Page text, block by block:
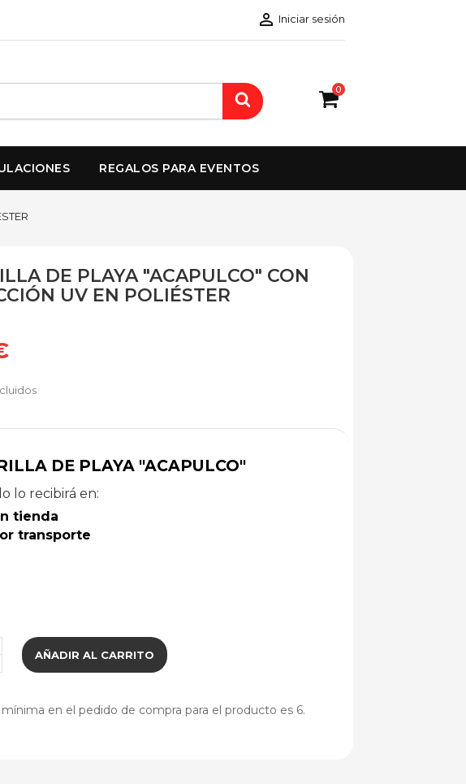
 Iniciar sesión
0
REGALOS PARA EVENTOS
DE PLAYA "ACAPULCO" CON
UV EN POLIÉSTER
DE PLAYA "ACAPULCO"
lo recibirá en:
tienda
transporte
AÑADIR AL CARRITO
en el pedido de compra para el producto es 6.